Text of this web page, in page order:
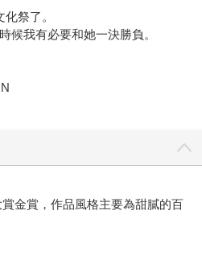
祭了。
候我有必要和她一決勝負。
金賞，作品風格主要為甜膩的百